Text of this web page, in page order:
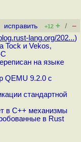
исправить +12 + / –
lang.org/202...)
Tock и Vekos,
на языке
QEMU 9.2.0 с
стандартной
в C++ механизмы
в Rust